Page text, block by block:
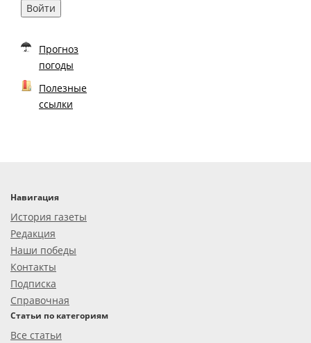
Войти
Прогноз
погоды
Полезные
ссылки
Навигация
История газеты
Редакция
Наши победы
Контакты
Подписка
Справочная
Статьи по категориям
Все статьи